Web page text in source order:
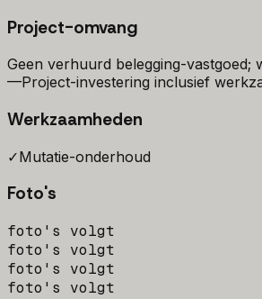
Project-omvang
Geen verhuurd belegging-vastgoed;
—Project-investering inclusief
Werkzaamheden
✓Mutatie-onderhoud
Foto's
foto's volgt
foto's volgt
foto's volgt
foto's volgt